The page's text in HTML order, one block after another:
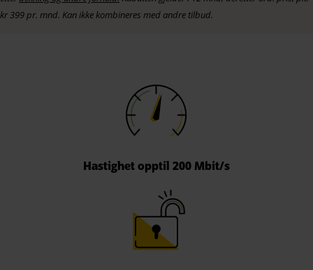
kr 399 pr. mnd. Kan ikke kombineres med andre tilbud.
Hastighet opptil 200 Mbit/s